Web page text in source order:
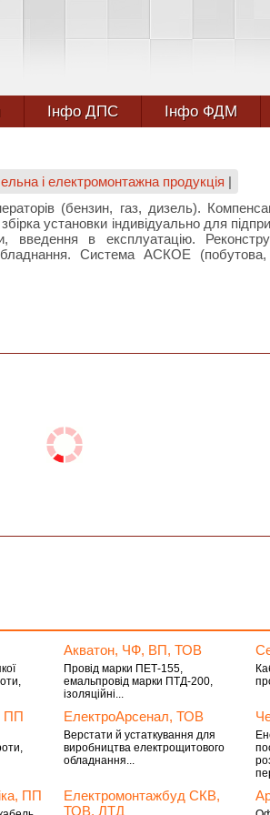
Інфо ДПС Інфо ФДМ
і електромонтажна продукція |
(бензин, газ, дизель).
установки індивідуально для
введення в експлуатацію.
Система АСКОЕ (побутова,
Акватон, ЧФ, ВП, ТОВ
Провід марки ПЕТ-155,
емальпровід марки ПТД-200,
ізоляційні...
ПП ЕлектроАрсенал, ТОВ
Верстати й устаткування для
виробництва електрощитового
обладнання...
ПП
Електромонтажбуд СКВ,
ТОВ, ЛТД